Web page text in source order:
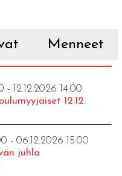
Menneet
- 12.12.2026 14:00
12.12.
- 06.12.2026 15:00
juhla